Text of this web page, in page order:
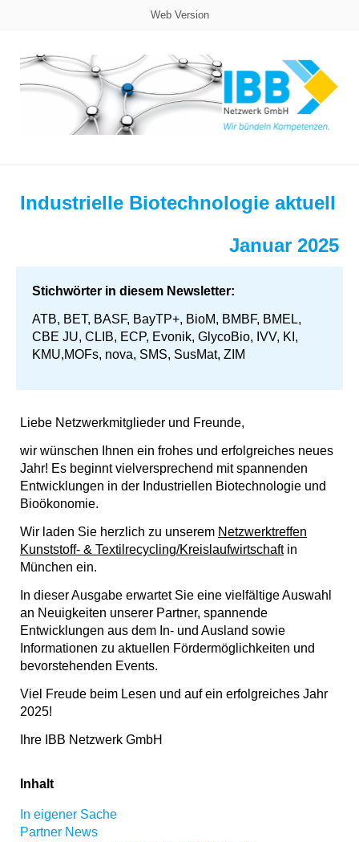
Web Version
Industrielle Biotechnologie aktuell
Januar 2025
Stichwörter in diesem Newsletter:
ATB, BET, BASF, BayTP+, BioM, BMBF, BMEL,
CBE JU, CLIB, ECP, Evonik, GlycoBio, IVV, KI,
KMU,MOFs, nova, SMS, SusMat, ZIM
Liebe Netzwerkmitglieder und Freunde,
wir wünschen Ihnen ein frohes und erfolgreiches neues
Jahr! Es beginnt vielversprechend mit spannenden
Entwicklungen in der Industriellen Biotechnologie und
Bioökonomie.
Wir laden Sie herzlich zu unserem Netzwerktreffen
Kunststoff- & Textilrecycling/Kreislaufwirtschaftin
München ein.
In dieser Ausgabe erwartet Sie eine vielfältige Auswahl
an Neuigkeiten unserer Partner, spannende
Entwicklungen aus dem In- und Ausland sowie
Informationen zu aktuellen Fördermöglichkeiten und
bevorstehenden Events.
Viel Freude beim Lesen und auf ein erfolgreiches Jahr
2025!
Ihre IBB Netzwerk GmbH
Inhalt
In eigener Sache
Partner News